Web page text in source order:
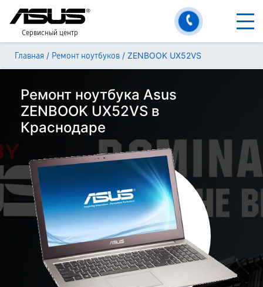
Сервисный центр
Главная / Ремонт ноутбуков / ZENBOOK UX52VS
Ремонт ноутбука Asus
ZENBOOK UX52VS в
Краснодаре